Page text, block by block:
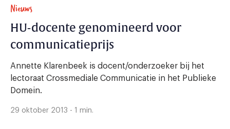
Nieuws
HU-docente genomineerd voor
communicatieprijs
Annette Klarenbeek is docent/onderzoeker bij het
lectoraat Crossmediale Communicatie in het Publieke
Domein.
29 oktober 2013 - 1 min.